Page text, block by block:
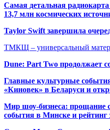
Самая детальная
13,7 млн космических
Taylor Swift завершила
ТМКЩ – универсальный
Dune: Part Two продолжает
Главные культурные
«Киновек» в Беларуси и
Мир шоу-бизнеса: прощание
события в Минске и рейтинг